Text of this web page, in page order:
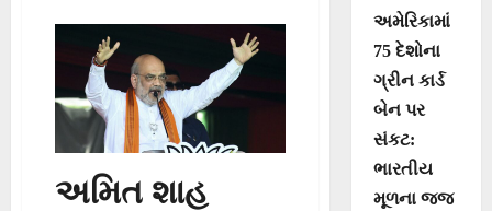
શંકરાચાર્ય
સમગ્ર’
ગ્રંથાવલીનું
વિમોચન
અમિત શાહ
અમેરિકામાં
75 દેશોના
ગ્રીન કાર્ડ
બેન પર
સંકટ:
ભારતીય
મૂળના જજ